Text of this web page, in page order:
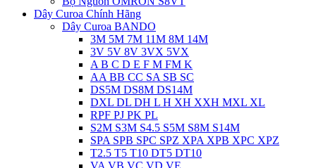
Dây Curoa Chính Hãng
Dây Curoa BANDO
3M 5M 7M 11M 8M 14M
3V 5V 8V 3VX 5VX
A B C D E F M FM K
AA BB CC SA SB SC
DS5M DS8M DS14M
DXL DL DH L H XH XXH MXL XL
RPF PJ PK PL
S2M S3M S4.5 S5M S8M S14M
SPA SPB SPC SPZ XPA XPB XPC XPZ
T2.5 T5 T10 DT5 DT10
VA VB VC VD VE